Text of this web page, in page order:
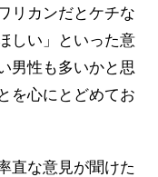
リカンだとケチな
しい」といった意
男性も多いかと思
を心にとどめてお
直な意見が聞けた